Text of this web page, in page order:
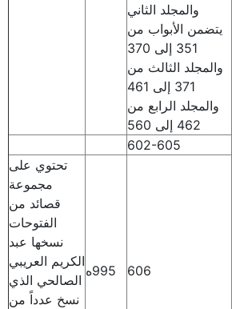
والمجلد الثاني
يتضمن الأبواب من
351 إلى 370
والمجلد الثالث من
371 إلى 461
والمجلد الرابع من
462 إلى 560
602-605
606 995ه
تحتوي على
مجموعة
قصائد من
الفتوحات
نسخها عبد
الكريم العريبي
الصالحي الذي
نسخ عدداً من